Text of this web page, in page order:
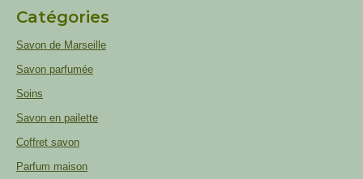
Catégories
Savon de Marseille
Savon parfumée
Soins
Savon en pailette
Coffret savon
Parfum maison